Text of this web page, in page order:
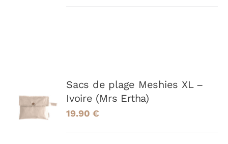
AU
PANIER
/
Sacs de plage Meshies XL –
Ivoire (Mrs Ertha)
19.90€